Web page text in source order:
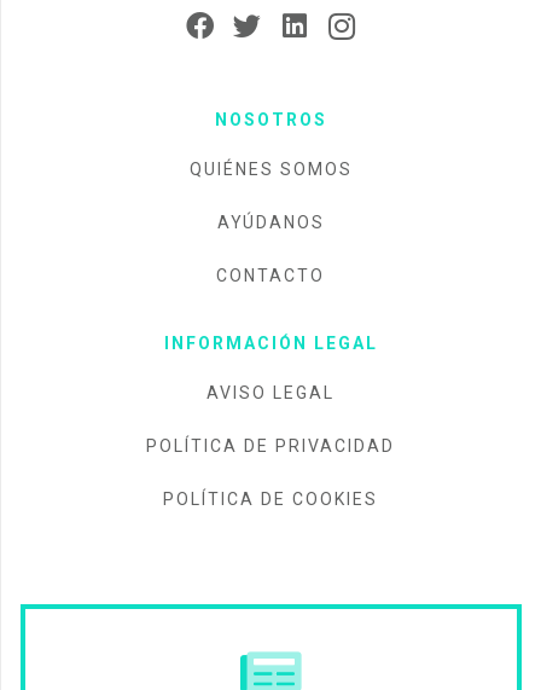
NOSOTROS
QUIÉNES SOMOS
AYÚDANOS
CONTACTO
INFORMACIÓN LEGAL
AVISO LEGAL
POLÍTICA DE PRIVACIDAD
POLÍTICA DE COOKIES